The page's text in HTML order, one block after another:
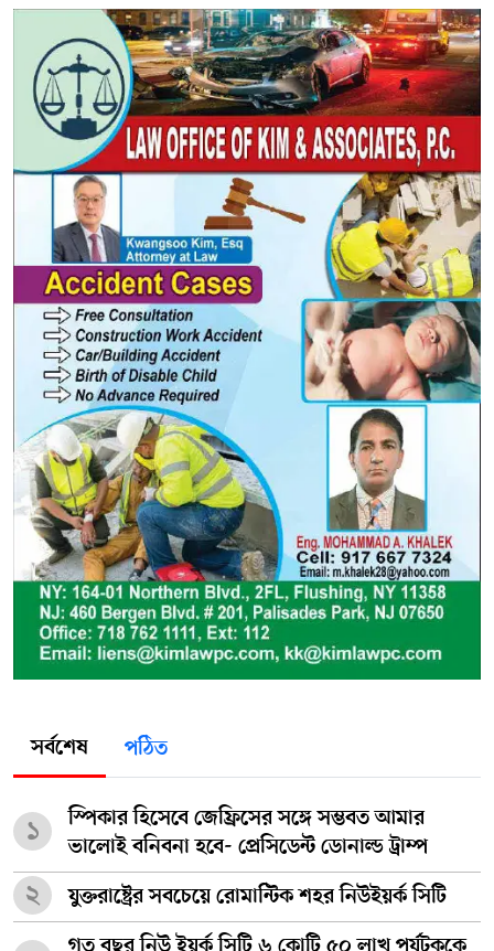
সর্বশেষ পঠিত
১
স্পিকার হিসেবে জেফ্রিসের সঙ্গে সম্ভবত আমার
ভালোই বনিবনা হবে- প্রেসিডেন্ট ডোনাল্ড ট্রাম্প
২ যুক্তরাষ্ট্রের সবচেয়ে রোমান্টিক শহর নিউইয়র্ক সিটি